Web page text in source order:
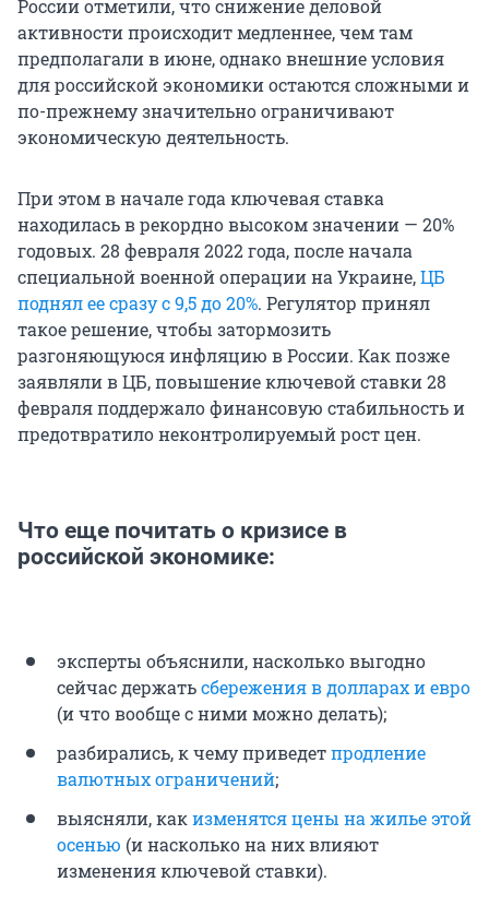
России отметили, что снижение деловой
активности происходит медленнее, чем там
предполагали в июне, однако внешние условия
для российской экономики остаются сложными и
по-прежнему значительно ограничивают
экономическую деятельность.
При этом в начале года ключевая ставка
находилась в рекордно высоком значении — 20%
годовых. 28 февраля 2022 года, после начала
специальной военной операции на Украине,ЦБ
поднял ее сразу с 9,5 до 20%. Регулятор принял
такое решение, чтобы затормозить
разгоняющуюся инфляцию в России. Как позже
заявляли в ЦБ, повышение ключевой ставки 28
февраля поддержало финансовую стабильность и
предотвратило неконтролируемый рост цен.
Что еще почитать о кризисе в
российской экономике:
эксперты объяснили, насколько выгодно
сейчас держатьсбережения в долларах и евро
(и что вообще с ними можно делать);
разбирались, к чему приведетпродление
валютных ограничений;
выясняли, какизменятся цены на жилье этой
осенью (и насколько на них влияют
изменения ключевой ставки).